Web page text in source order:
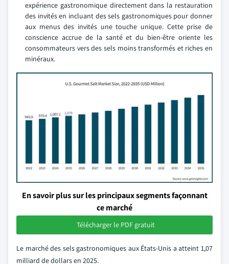
expérience gastronomique directement dans la restauration
des invités en incluant des sels gastronomiques pour donner
aux menus des invités une touche unique. Cette prise de
conscience accrue de la santé et du bien-être oriente les
consommateurs vers des sels moins transformés et riches en
minéraux.
En savoir plus sur les principaux segments façonnant
ce marché
Télécharger le PDF gratuit
Le marché des sels gastronomiques aux États-Unis a atteint 1,07
milliard de dollars en 2025.